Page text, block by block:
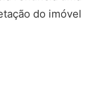
do imóvel